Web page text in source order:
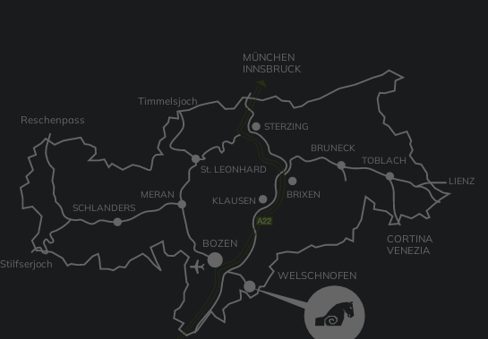
KLAUSEN
BRIXEN
WELSCHNOFEN
LIENZ
BRUNECK
TOBLACH
STERZING
MÜNCHEN
INNSBRUCK
CORTINA
VENEZIA
BOZEN
MERAN
SCHLANDERS
St. LEONHARD
Timmelsjoch
Reschenpass
Stilfserjoch